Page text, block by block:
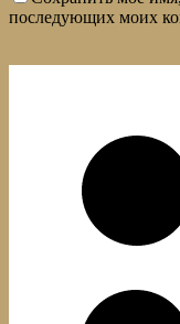
последующих моих